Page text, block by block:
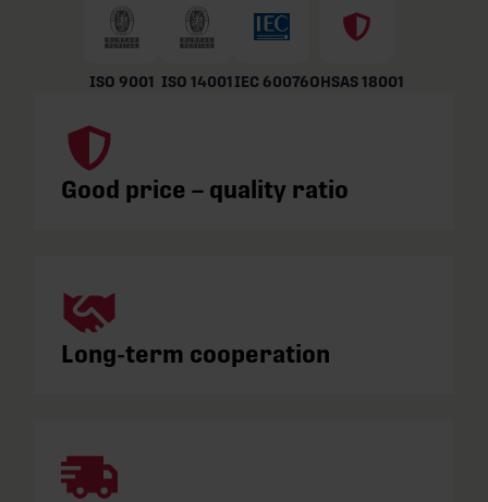
ISO 9001 ISO 14001IEC 60076OHSAS 18001
Good price – quality ratio
Long-term cooperation